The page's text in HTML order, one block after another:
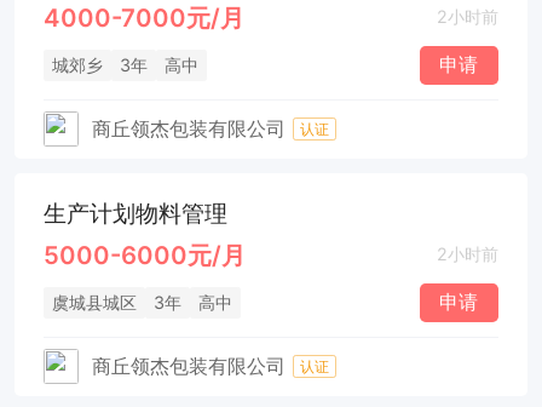
4000-7000元/月 2小时前
城郊乡 3年 高中 申请
商丘领杰包装有限公司 认证
生产计划物料管理
5000-6000元/月 2小时前
虞城县城区 3年 高中 申请
商丘领杰包装有限公司 认证